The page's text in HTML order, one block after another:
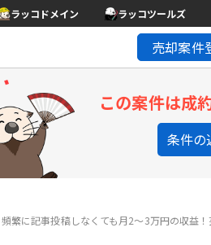
ラッコドメイン ラッコツールズ
売却案件
この案件は成
条件の
頻繁に記事投稿しなくても月2〜3万円の収益